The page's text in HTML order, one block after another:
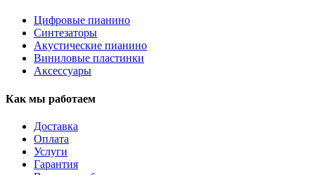
Цифровые пианино
Синтезаторы
Акустические пианино
Виниловые пластинки
Аксессуары
Как мы работаем
Доставка
Оплата
Услуги
Гарантия